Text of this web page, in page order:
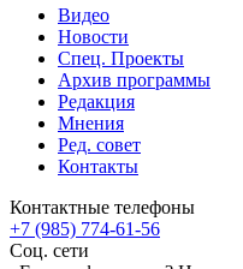
Видео
Новости
Спец. Проекты
Архив программы
Редакция
Мнения
Ред. совет
Контакты
Контактные телефоны
+7 (985) 774-61-56
Соц. сети